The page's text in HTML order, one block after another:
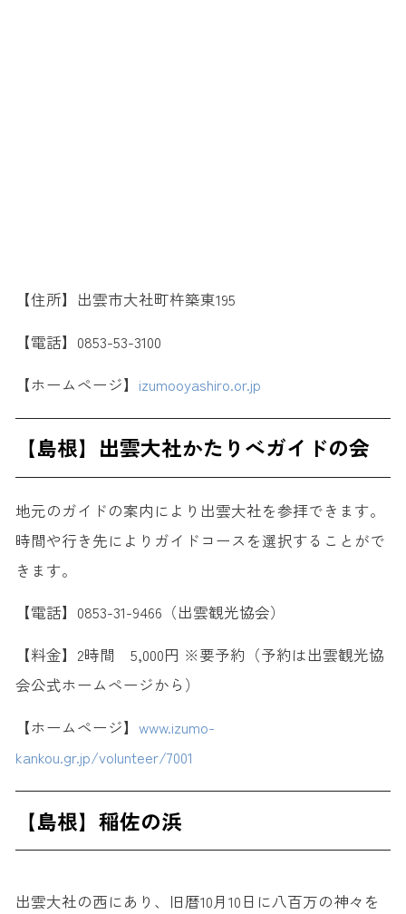
【住所】出雲市大社町杵築東195
【電話】0853-53-3100
【ホームページ】 izumooyashiro.or.jp
【島根】出雲大社かたりべガイドの会
地元のガイドの案内により出雲大社を参拝できます。
時間や行き先によりガイドコースを選択することがで
きます。
【電話】0853-31-9466（出雲観光協会）
【料金】2時間 5,000円 ※要予約（予約は出雲観光協
会公式ホームページから）
【ホームページ】 www.izumo-
kankou.gr.jp/volunteer/7001
【島根】稲佐の浜
出雲大社の西にあり、旧暦10月10日に八百万の神々を